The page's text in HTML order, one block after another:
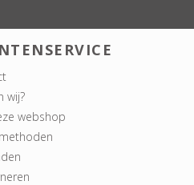
wij?
webshop